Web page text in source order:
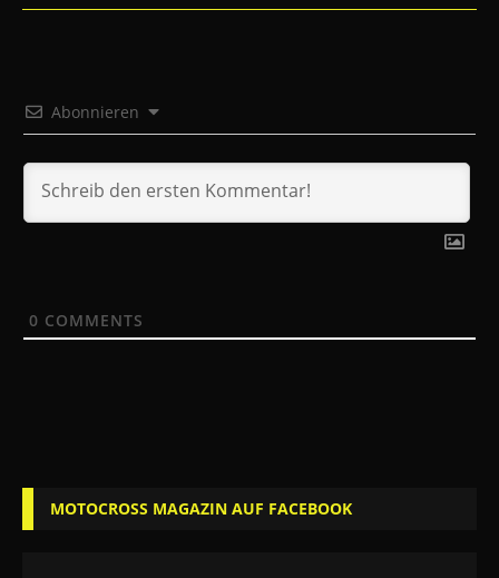
Abonnieren
0 COMMENTS
MOTOCROSS MAGAZIN AUF FACEBOOK